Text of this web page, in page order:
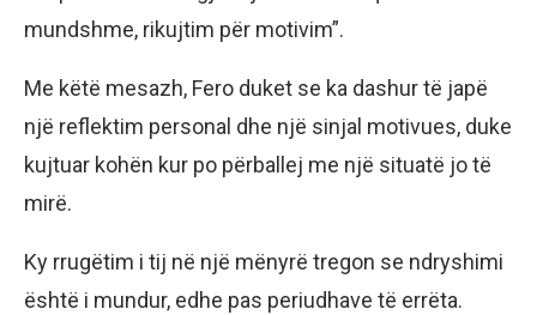
mundshme, rikujtim për motivim”.
Me këtë mesazh, Fero duket se ka dashur të japë
një reflektim personal dhe një sinjal motivues, duke
kujtuar kohën kur po përballej me një situatë jo të
mirë.
Ky rrugëtim i tij në një mënyrë tregon se ndryshimi
është i mundur, edhe pas periudhave të errëta.